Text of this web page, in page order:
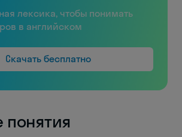
лексика, чтобы понимать
в английском
Скачать бесплатно